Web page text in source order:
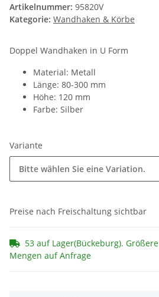
Artikelnummer: 95820V
Kategorie: Wandhaken & Körbe
Doppel Wandhaken in U Form
Material: Metall
Länge: 80-300 mm
Höhe: 120 mm
Farbe: Silber
Variante
Bitte wählen Sie eine Variation.
Preise nach Freischaltung sichtbar
53 auf Lager(Bückeburg). Größere
Mengen auf Anfrage